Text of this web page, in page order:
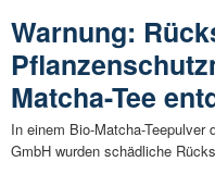
Warnung:
Matcha-Tee
In einem Bio-Matcha-Teepulver
GmbH wurden schädliche